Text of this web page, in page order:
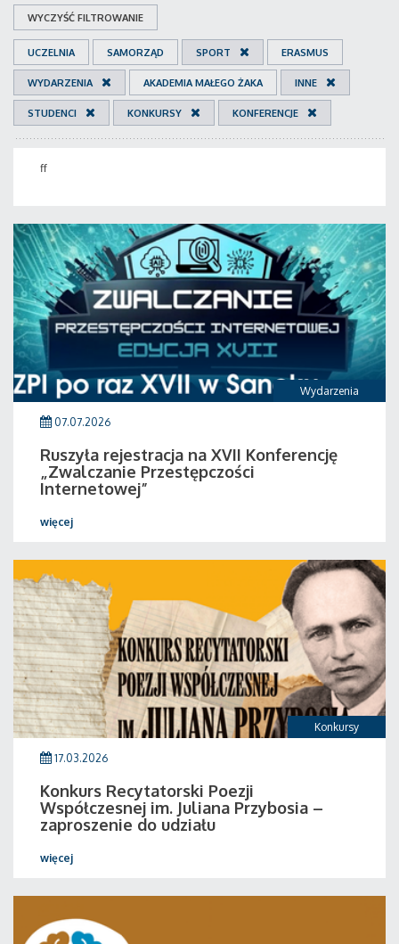
WYCZYŚĆ FILTROWANIE
UCZELNIA SAMORZĄD SPORT ERASMUS
WYDARZENIA AKADEMIA MAŁEGO ŻAKA INNE
STUDENCI KONKURSY KONFERENCJE
ff
Wydarzenia
07.07.2026
Ruszyła rejestracja na XVII Konferencję
„Zwalczanie Przestępczości
Internetowej”
więcej
Konkursy
17.03.2026
Konkurs Recytatorski Poezji
Współczesnej im. Juliana Przybosia –
zaproszenie do udziału
więcej